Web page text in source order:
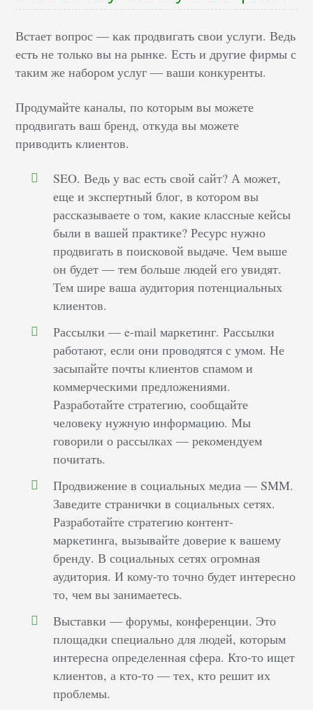
Встает вопрос — как продвигать свои услуги. Ведь
есть не только вы на рынке. Есть и другие фирмы с
таким же набором услуг — ваши конкуренты.
Продумайте каналы, по которым вы можете
продвигать ваш бренд, откуда вы можете
приводить клиентов.
SEO. Ведь у вас есть свой сайт? А может,
еще и экспертный блог, в котором вы
рассказываете о том, какие классные кейсы
были в вашей практике? Ресурс нужно
продвигать в поисковой выдаче. Чем выше
он будет — тем больше людей его увидят.
Тем шире ваша аудитория потенциальных
клиентов.
Рассылки — e-mail маркетинг. Рассылки
работают, если они проводятся с умом. Не
засыпайте почты клиентов спамом и
коммерческими предложениями.
Разработайте стратегию, сообщайте
человеку нужную информацию. Мы
говорили о рассылках — рекомендуем
почитать.
Продвижение в социальных медиа — SMM.
Заведите странички в социальных сетях.
Разработайте стратегию контент-
маркетинга, вызывайте доверие к вашему
бренду. В социальных сетях огромная
аудитория. И кому-то точно будет интересно
то, чем вы занимаетесь.
Выставки — форумы, конференции. Это
площадки специально для людей, которым
интересна определенная сфера. Кто-то ищет
клиентов, а кто-то — тех, кто решит их
проблемы.